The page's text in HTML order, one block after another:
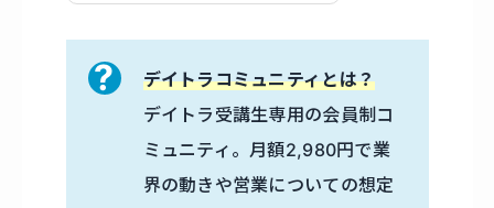
デイトラコミュニティとは？
デイトラ受講生専用の会員制コ
ミュニティ。月額2,980円で業
界の動きや営業についての想定